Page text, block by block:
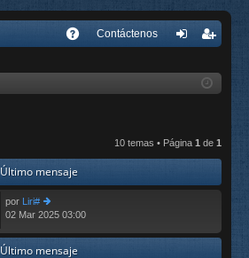
Contáctenos
ar
ist
rs
10 temas • Página 1 de 1
Último mensaje
por Liri#
er
o
02 Mar 2025 03:00
Último mensaje